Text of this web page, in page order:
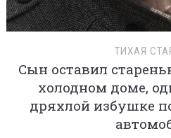
ТИХАЯ
Сын оставил
холодном доме,
дряхлой избушке